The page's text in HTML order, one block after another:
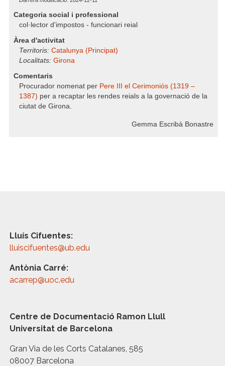
Categoria social i professional
col·lector d'impostos - funcionari reial
Àrea d'activitat
Territoris: Catalunya (Principat)
Localitats: Girona
Comentaris
Procurador nomenat per Pere III el Cerimoniós (1319 –
1387) per a recaptar les rendes reials a la governació de la
ciutat de Girona.
Gemma Escribà Bonastre
Lluís Cifuentes:
lluiscifuentes@ub.edu
Antònia Carré:
acarrep@uoc.edu
Centre de Documentació Ramon Llull
Universitat de Barcelona
Gran Via de les Corts Catalanes, 585
08007 Barcelona